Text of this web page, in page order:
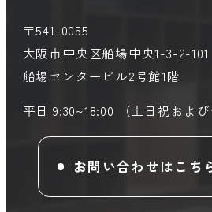
〒541-0055
大阪市中央区船場中央1-3-2-101
船場センタービル2号館1階
平日 9:30~18:00 （土日祝およ
お問い合わせはこち